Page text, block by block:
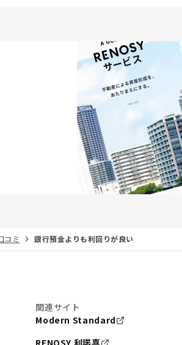
コミ 銀行預金よりも利回りが良い
関連サイト
Modern Standard
RENOSY 利諾喜